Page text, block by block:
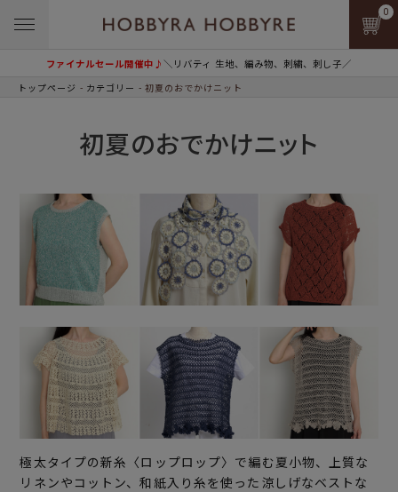
ファイナルセール開催中♪＼リバティ 生地、編み物、刺繍、刺し子／
0
トップページ カテゴリー 初夏のおでかけニット
初夏のおでかけニット
極太タイプの新糸〈ロップロップ〉で編む夏小物、上質な
リネンやコットン、和紙入り糸を使った涼しげなベストな